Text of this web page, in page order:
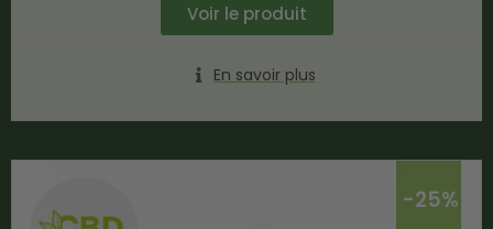
Voir le produit
En savoir plus
-25%